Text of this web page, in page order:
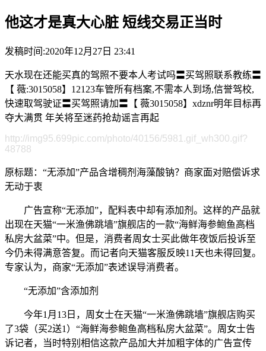
他这才是真大心脏 短线交易正当时
发稿时间:2020年12月27日 23:41
天水现在还能买真的驾照不要本人考试吗〓买驾照联系教练〓
【 薇:3015058】12123车管所有档案,不需本人到场,信誉驾校,
快速取驾驶证〓买驾照请加〓【 薇3015058】xdznr明年目标再
夺大满贯 年关将至迷药抢劫谣言再起
http://img95.699pic.com/photo/40156/5981.gif_wh300.gif?
48788
原标题：“无添加”产品含增稠剂海藻酸钠？商家面对赔偿诉求
无动于衷
广告宣称“无添加”，配料表中却有添加剂。这样的产品就
出现在天猫“一米渔佛跳墙”旗舰店的一款“海鲜海参鲍鱼高档
私房大盆菜”中。但是，消费者周女士买此做年夜饭后投诉至
今仍未得满意答复。而记者向天猫客服反映11天也未得回复。
专家认为，商家“无添加”表述误导消费者。
“无添加”含添加剂
今年1月13日，周女士在天猫“一米渔佛跳墙”旗舰店购买
了3袋（买2送1）“海鲜海参鲍鱼高档私房大盆菜”。周女士告
诉记者，当时特别相信这款产品加大并加粗字体的广告宣传